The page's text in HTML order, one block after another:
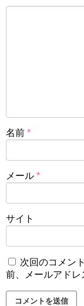
名前 *
メール *
サイト
次回のコメン
前、メールアドレ